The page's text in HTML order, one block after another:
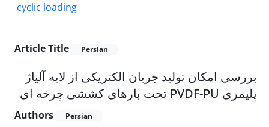
cyclic loading
Article Title Persian
بررسی امکان تولید جریان الکتریکی از لایه آلیاژ
پلیمری PVDF-PU تحت بارهای کششی چرخه ای
Authors Persian